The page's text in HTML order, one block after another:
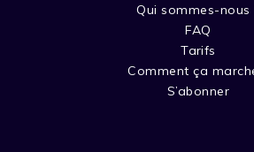
Qui sommes-nous
FAQ
Tarifs
Comment ça
S’abonner